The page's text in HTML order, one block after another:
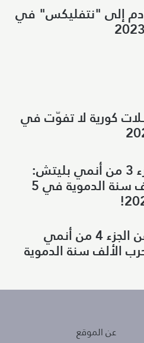
إلى "نتفليكس" في
كورية لا تفوّت في
عرض الجزء 3 من أنمي بليتش:
حرب الألف سنة الدموية في 5
الإعلان عن الجزء 4 من أنمي
الألف سنة الدموية
About
عن الموقع